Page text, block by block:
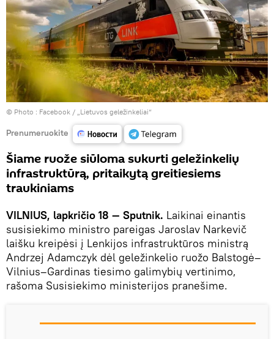
© Photo : Facebook / „Lietuvos geležinkeliai“
Prenumeruokite
Šiame ruože siūloma sukurti geležinkelių
infrastruktūrą, pritaikytą greitiesiems
traukiniams
VILNIUS, lapkričio 18 — Sputnik. Laikinai einantis
susisiekimo ministro pareigas Jaroslav Narkevič
laišku kreipėsi į Lenkijos infrastruktūros ministrą
Andrzej Adamczyk dėl geležinkelio ruožo Balstogė–
Vilnius–Gardinas tiesimo galimybių vertinimo,
rašoma Susisiekimo ministerijos pranešime.